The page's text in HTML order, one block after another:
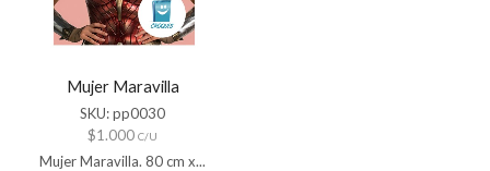
Mujer Maravilla
SKU:pp0030
$1.000 C/U
Mujer Maravilla. 80 cm x...